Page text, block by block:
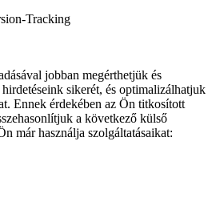
Tracking
jobban megérthetjük és
sikerét, és optimalizálhatjuk
Ennek érdekében az Ön titkosított
a következő külső
már használja szolgáltatásaikat: